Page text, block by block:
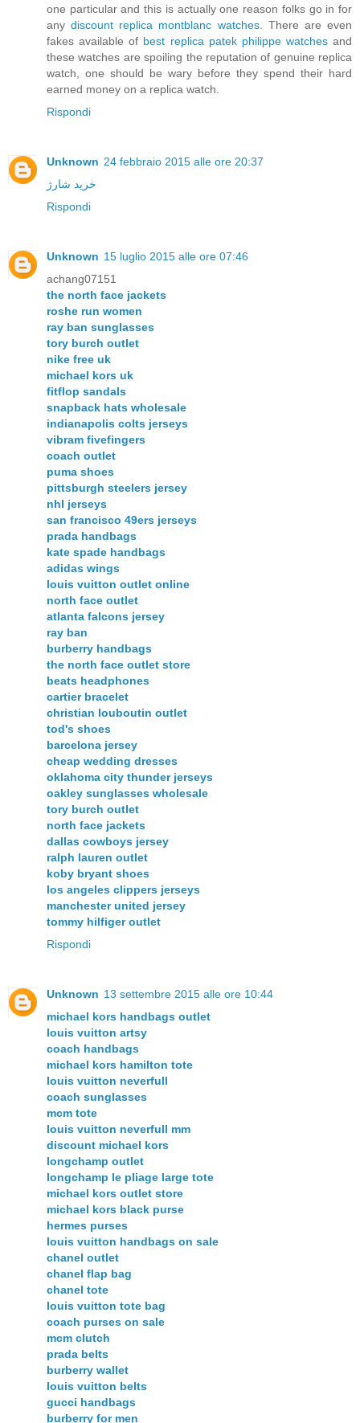
one particular and this is actually one reason folks go in for
anydiscount replica montblanc watches. There are even
fakes available of best replica patek philippe watchesand
these watches are spoiling the reputation of genuine replica
watch, one should be wary before they spend their hard
earned money on a replica watch.
Rispondi
Unknown 24 febbraio 2015 alle ore 20:37
خرید شارژ
Rispondi
Unknown 15 luglio 2015 alle ore 07:46
achang07151
the north face jackets
roshe run women
ray ban sunglasses
tory burch outlet
nike free uk
michael kors uk
fitflop sandals
snapback hats wholesale
indianapolis colts jerseys
vibram fivefingers
coach outlet
puma shoes
pittsburgh steelers jersey
nhl jerseys
san francisco 49ers jerseys
prada handbags
kate spade handbags
adidas wings
louis vuitton outlet online
north face outlet
atlanta falcons jersey
ray ban
burberry handbags
the north face outlet store
beats headphones
cartier bracelet
christian louboutin outlet
tod's shoes
barcelona jersey
cheap wedding dresses
oklahoma city thunder jerseys
oakley sunglasses wholesale
tory burch outlet
north face jackets
dallas cowboys jersey
ralph lauren outlet
koby bryant shoes
los angeles clippers jerseys
manchester united jersey
tommy hilfiger outlet
Rispondi
Unknown 13 settembre 2015 alle ore 10:44
michael kors handbags outlet
louis vuitton artsy
coach handbags
michael kors hamilton tote
louis vuitton neverfull
coach sunglasses
mcm tote
louis vuitton neverfull mm
discount michael kors
longchamp outlet
longchamp le pliage large tote
michael kors outlet store
michael kors black purse
hermes purses
louis vuitton handbags on sale
chanel outlet
chanel flap bag
chanel tote
louis vuitton tote bag
coach purses on sale
mcm clutch
prada belts
burberry wallet
louis vuitton belts
gucci handbags
burberry for men